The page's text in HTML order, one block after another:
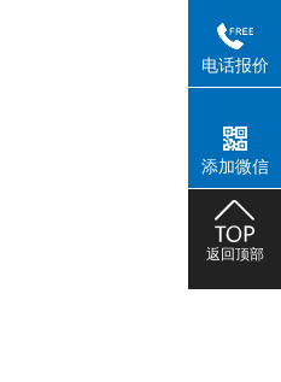
电话报价
添加微信
返回顶部